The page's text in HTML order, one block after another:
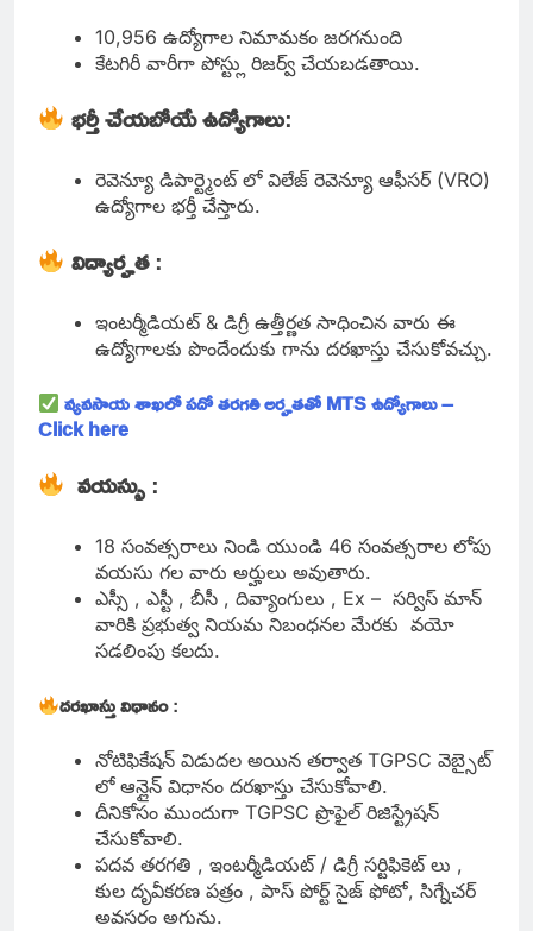
10,956 ఉద్యోగాల నిమామకం జరగనుంది
కేటగిరీ వారీగా పోస్ట్లు రిజర్వ్ చేయబడతాయి.
భర్తీ చేయబోయే ఉద్యోగాలు:
రెవెన్యూ డిపార్ట్మెంట్ లో విలేజ్ రెవెన్యూ ఆఫీసర్ (VRO)
ఉద్యోగాల భర్తీ చేస్తారు.
విద్యార్హత:
ఇంటర్మీడియట్ & డిగ్రీ ఉత్తీర్ణత సాధించిన వారు ఈ
ఉద్యోగాలకు పొందేందుకు గాను దరఖాస్తు చేసుకోవచ్చు.
వ్యవసాయ శాఖలో పదో తరగతి అర్హతతో MTS ఉద్యోగాలు –
Click here
వయస్సు:
18 సంవత్సరాలు నిండి యుండి 46 సంవత్సరాల లోపు
వయసు గల వారు అర్హులు అవుతారు.
ఎస్సీ , ఎస్టీ , బీసీ , దివ్యాంగులు , Ex – సర్విస్ మాన్
వారికి ప్రభుత్వ నియమ నిబంధనల మేరకు వయో
సడలింపు కలదు.
దరఖాస్తు విధానం:
నోటిఫికేషన్ విడుదల అయిన తర్వాత TGPSC వెబ్సైట్
లో ఆన్లైన్ విధానం దరఖాస్తు చేసుకోవాలి.
దీనికోసం ముందుగా TGPSC ప్రొఫైల్ రిజిస్ట్రేషన్
చేసుకోవాలి.
పదవ తరగతి , ఇంటర్మీడియట్ / డిగ్రీ సర్టిఫికెట్ లు ,
కుల దృవీకరణ పత్రం , పాస్ పోర్ట్ సైజ్ ఫోటో, సిగ్నేచర్
అవసరం అగును.